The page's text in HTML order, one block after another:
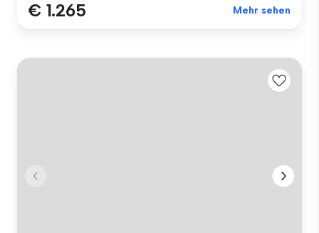
€ 1.265 Mehr sehen